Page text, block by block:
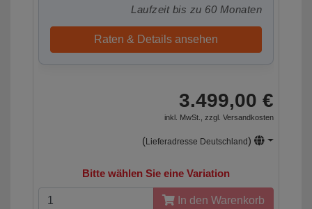
Laufzeit bis zu 60 Monaten
Raten & Details ansehen
3.499,00 €
inkl. MwSt., zzgl. Versandkosten
(Lieferadresse Deutschland)
Bitte wählen Sie eine Variation
In den Warenkorb